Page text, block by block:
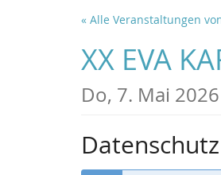
« Alle Veranstaltungen
XX EVA
Do, 7. Mai 2026
Datenschutz